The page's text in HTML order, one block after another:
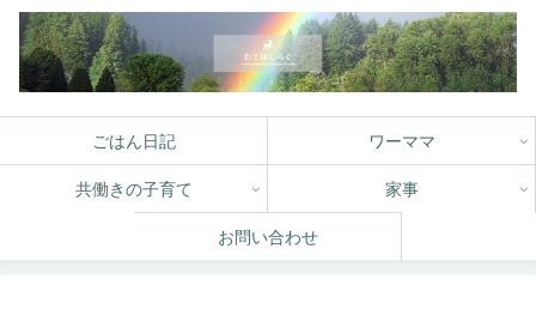
ごはん日記 ワーママ
共働きの子育て 家事
お問い合わせ